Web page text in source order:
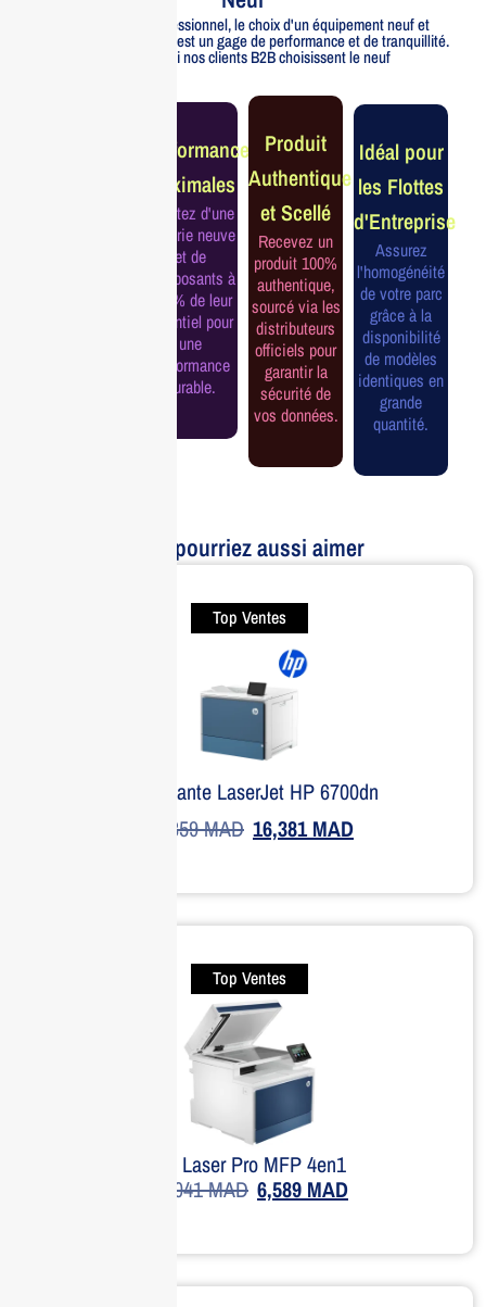
Pour un usage professionnel, le choix d'un équipement neuf et
officiellement distribué est un gage de performance et de tranquillité.
Voici pourquoi nos clients B2B choisissent le neuf
Performance
Maximales
Profitez d'une
batterie neuve
et de
composants à
100% de leur
potentiel pour
une
performance
durable.
Produit
Authentique
et Scellé
Recevez un
produit 100%
authentique,
sourcé via les
distributeurs
officiels pour
garantir la
sécurité de
vos données.
Idéal pour
les Flottes
d'Entreprise
Assurez
l'homogénéité
de votre parc
grâce à la
disponibilité
de modèles
identiques en
grande
quantité.
Vous pourriez aussi aimer
Top Ventes
Imprimante LaserJet HP 6700dn
21,359MAD 16,381MAD
Top Ventes
HP Laser Pro MFP 4en1
11,041MAD 6,589 MAD